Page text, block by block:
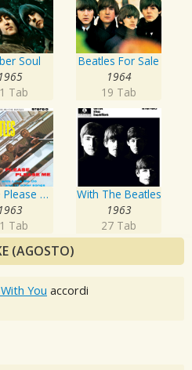
Soul
1965
Tab
Beatles For Sale
1964
19 Tab
Please Please Me
1963
Tab
With The Beatles
1963
27 Tab
(AGOSTO)
You accordi